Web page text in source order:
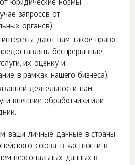
юридические нормы
запросов от
органов);
дают нам такое право
беспрерывные
их оценку и
в рамках нашего бизнеса);
деятельности нам
внешние обработчики или
ваши личные данные в страны
союза, в частности в
персональных данных в